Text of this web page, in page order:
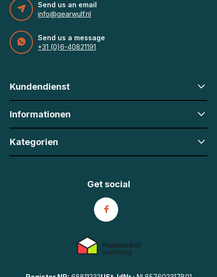
Send us an email
info@gearwulf.nl
Send us a message
+31 (0)6-40821191
Kundendienst
Informationen
Kategorien
Get social